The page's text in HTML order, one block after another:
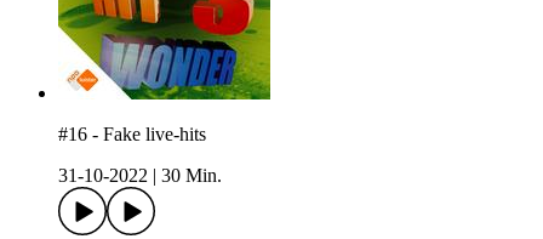
#16 - Fake live-hits
31-10-2022
30 Min.